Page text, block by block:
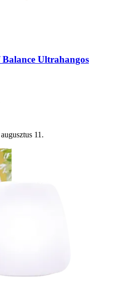
Balance Ultrahangos
11.